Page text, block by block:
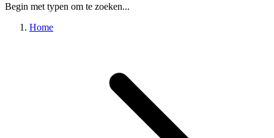
Begin met typen om te zoeken...
Home